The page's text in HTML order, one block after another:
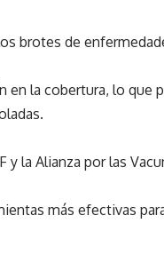
brotes de
en la cobertura, lo que
y la Alianza por las
más efectivas